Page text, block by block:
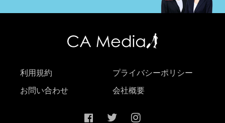
利用規約 プライバシーポリシー
お問い合わせ 会社概要